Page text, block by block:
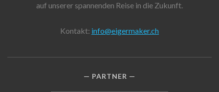
auf unserer spannenden Reise in die Zukunft.
Kontakt: info@eigermaker.ch
PARTNER